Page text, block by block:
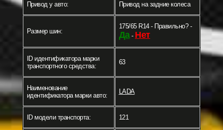
Привод у авто: Привод на задние колеса
Размер шин:
175/65 R14 - Правильно? -
Да- Нет
ID идентификатора марки
транспортного средства:
63
Наименование
идентификатора марки авто:
LADA
ID модели транспорта: 121